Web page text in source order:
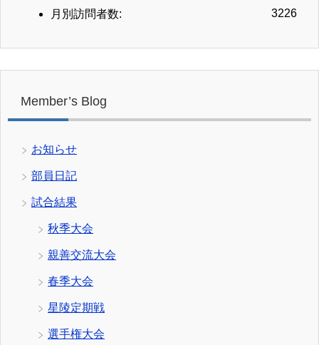
3226
月別訪問者数:
Member’s Blog
お知らせ
部員日記
試合結果
秋季大会
親善交流大会
春季大会
星陵定期戦
選手権大会